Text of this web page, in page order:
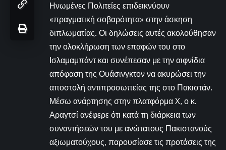
Ηνωμένες Πολιτείες επιδεικνύουν
«πραγματική σοβαρότητα» στην άσκηση
διπλωματίας. Οι δηλώσεις αυτές ακολούθησαν
την ολοκλήρωση των επαφών του στο
Ισλαμαμπάντ και συνέπεσαν με την αιφνίδια
απόφαση της Ουάσινγκτον να ακυρώσει την
αποστολή αντιπροσωπείας της στο Πακιστάν.
Μέσω ανάρτησης στην πλατφόρμα X, ο κ.
Αραγτσί ανέφερε ότι κατά τη διάρκεια των
συναντήσεών του με ανώτατους Πακιστανούς
αξιωματούχους, παρουσίασε τις προτάσεις της